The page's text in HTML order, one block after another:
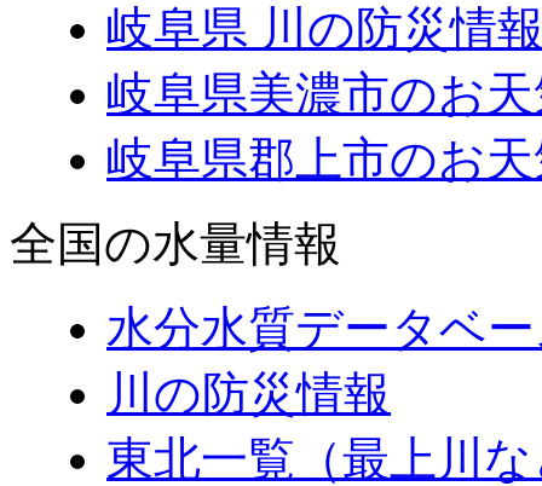
岐阜県 川の防災情
岐阜県美濃市のお
岐阜県郡上市のお
全国の水量情報
水分水質データベ
川の防災情報
東北一覧（最上川